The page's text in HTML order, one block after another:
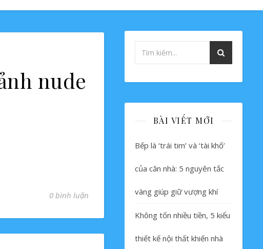
nude
0 bình luận
BÀI VIẾT MỚI
Bếp là ‘trái tim’ và ‘tài khố’
của căn nhà: 5 nguyên tắc
vàng giúp giữ vượng khí
Không tốn nhiều tiền, 5 kiểu
thiết kế nội thất khiến nhà